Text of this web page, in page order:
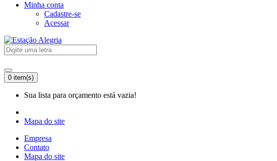
Minha conta
Cadastre-se
Acessar
0 item(s)
Sua lista para orçamento está vazia!
Mapa do site
Empresa
Contato
Mapa do site